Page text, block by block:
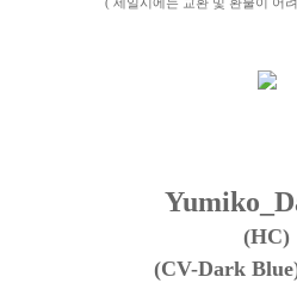
(HC)
(CV-Dark